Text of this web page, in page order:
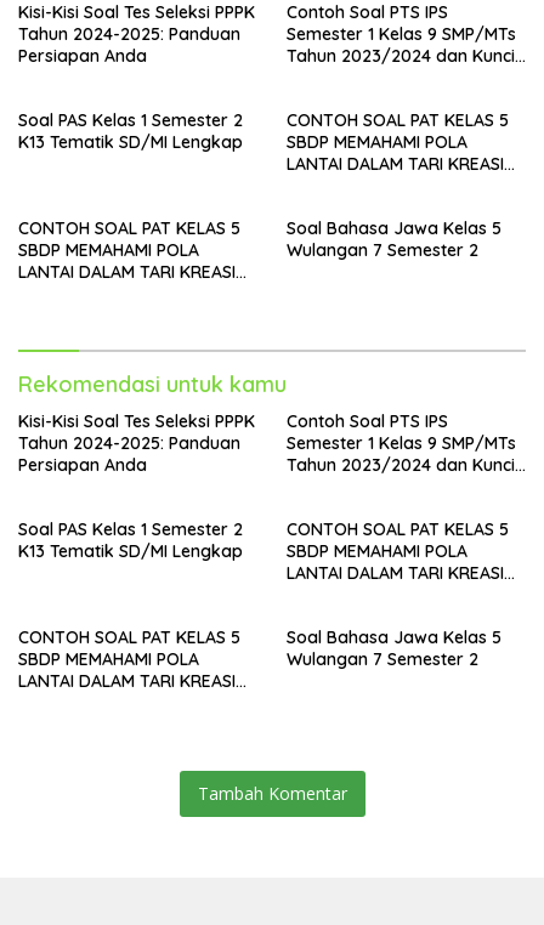
Kisi-Kisi Soal Tes Seleksi PPPK
Tahun 2024-2025: Panduan
Persiapan Anda
Contoh Soal PTS IPS
Semester 1 Kelas 9 SMP/MTs
Tahun 2023/2024 dan Kunci
Soal PAS Kelas 1 Semester 2
K13 Tematik SD/MI Lengkap
CONTOH SOAL PAT KELAS 5
SBDP MEMAHAMI POLA
LANTAI DALAM TARI KREASI
CONTOH SOAL PAT KELAS 5
SBDP MEMAHAMI POLA
LANTAI DALAM TARI KREASI
Soal Bahasa Jawa Kelas 5
Wulangan 7 Semester 2
Rekomendasi untuk kamu
Kisi-Kisi Soal Tes Seleksi PPPK
Tahun 2024-2025: Panduan
Persiapan Anda
Contoh Soal PTS IPS
Semester 1 Kelas 9 SMP/MTs
Tahun 2023/2024 dan Kunci
Soal PAS Kelas 1 Semester 2
K13 Tematik SD/MI Lengkap
CONTOH SOAL PAT KELAS 5
SBDP MEMAHAMI POLA
LANTAI DALAM TARI KREASI
CONTOH SOAL PAT KELAS 5
SBDP MEMAHAMI POLA
LANTAI DALAM TARI KREASI
Soal Bahasa Jawa Kelas 5
Wulangan 7 Semester 2
Tambah Komentar